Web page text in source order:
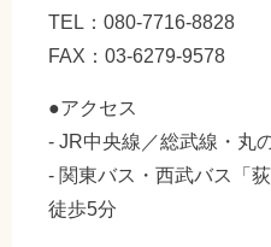
TEL：080-7716-8828
FAX：03-6279-9578
●アクセス
- JR中央線／総武線・丸
- 関東バス・西武バス「荻
徒歩5分